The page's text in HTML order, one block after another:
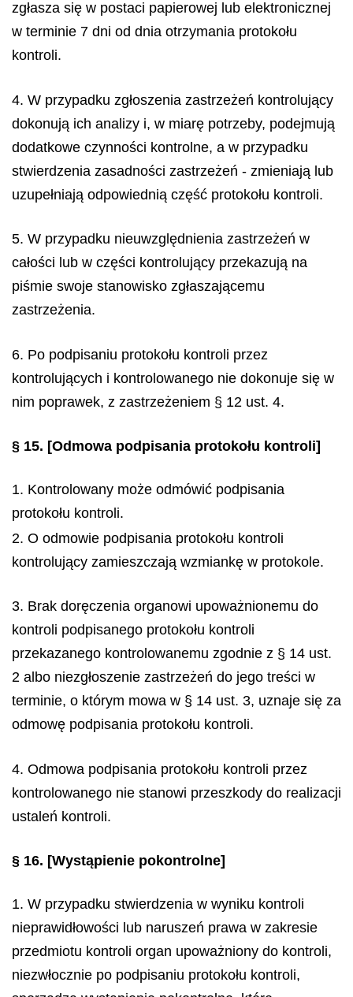
zgłasza się w postaci papierowej lub elektronicznej
w terminie 7 dni od dnia otrzymania protokołu
kontroli.
4. W przypadku zgłoszenia zastrzeżeń kontrolujący
dokonują ich analizy i, w miarę potrzeby, podejmują
dodatkowe czynności kontrolne, a w przypadku
stwierdzenia zasadności zastrzeżeń - zmieniają lub
uzupełniają odpowiednią część protokołu kontroli.
5. W przypadku nieuwzględnienia zastrzeżeń w
całości lub w części kontrolujący przekazują na
piśmie swoje stanowisko zgłaszającemu
zastrzeżenia.
6. Po podpisaniu protokołu kontroli przez
kontrolujących i kontrolowanego nie dokonuje się w
nim poprawek, z zastrzeżeniem § 12 ust. 4.
§ 15. [Odmowa podpisania protokołu kontroli]
1. Kontrolowany może odmówić podpisania
protokołu kontroli.
2. O odmowie podpisania protokołu kontroli
kontrolujący zamieszczają wzmiankę w protokole.
3. Brak doręczenia organowi upoważnionemu do
kontroli podpisanego protokołu kontroli
przekazanego kontrolowanemu zgodnie z § 14 ust.
2 albo niezgłoszenie zastrzeżeń do jego treści w
terminie, o którym mowa w § 14 ust. 3, uznaje się za
odmowę podpisania protokołu kontroli.
4. Odmowa podpisania protokołu kontroli przez
kontrolowanego nie stanowi przeszkody do realizacji
ustaleń kontroli.
§ 16. [Wystąpienie pokontrolne]
1. W przypadku stwierdzenia w wyniku kontroli
nieprawidłowości lub naruszeń prawa w zakresie
przedmiotu kontroli organ upoważniony do kontroli,
niezwłocznie po podpisaniu protokołu kontroli,